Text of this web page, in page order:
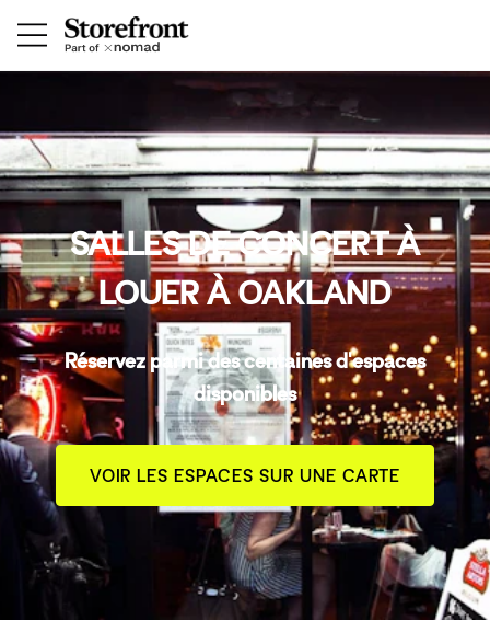
SALLES DE CONCERT À
LOUER À OAKLAND
Réservez parmi des centaines d'espaces
disponibles
VOIR LES ESPACES SUR UNE CARTE